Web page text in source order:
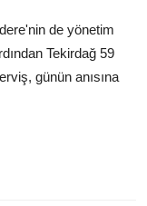
de yönetim
Tekirdağ 59
günün anısına